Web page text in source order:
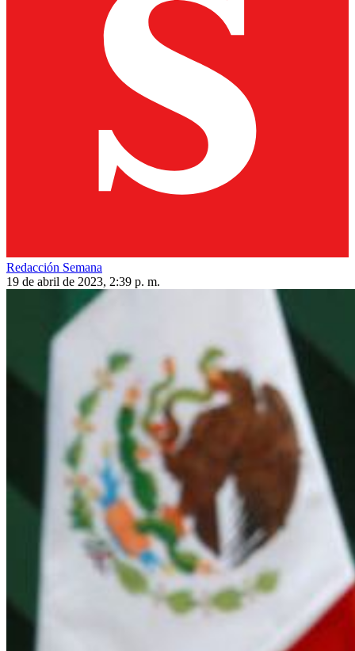
Redacción Semana
19 de abril de 2023, 2:39 p. m.